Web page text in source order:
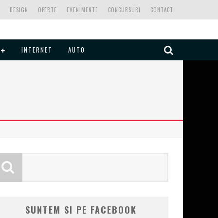
CONTACT
CONCURSURI
EVENIMENTE
OFERTE
DESIGN
INTERNET AUTO
SUNTEM SI PE FACEBOOK